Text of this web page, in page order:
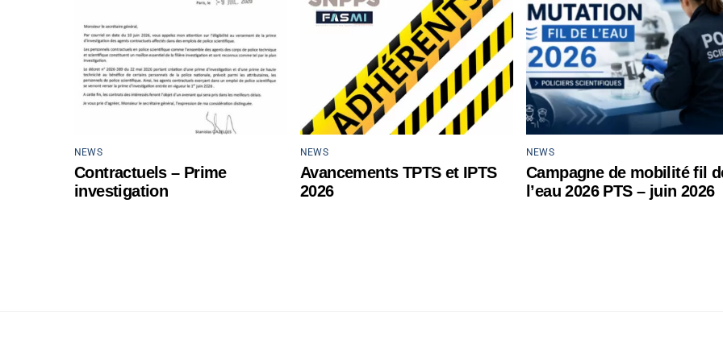
NEWS
Contractuels – Prime
investigation
NEWS
Avancements TPTS et IPTS
2026
NEWS
Campagne de mobilité fil
l’eau 2026 PTS – juin 2026